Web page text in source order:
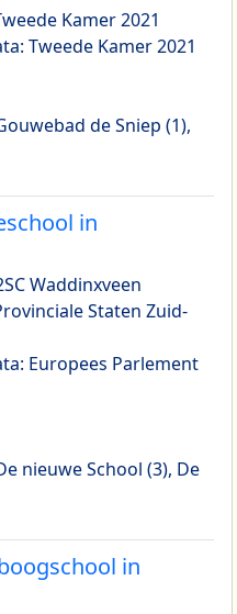
Kamer 2021
Tweede Kamer 2021
de Sniep (1),
in
Waddinxveen
Staten Zuid-
Europees Parlement
nieuwe School (3), De
in